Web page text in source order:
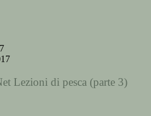
Lezioni di pesca (parte 3)